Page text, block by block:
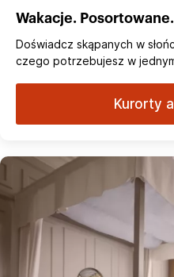
Wakacje. Posortowane.
Doświadcz skąpanych w
czego potrzebujesz w
Kurorty